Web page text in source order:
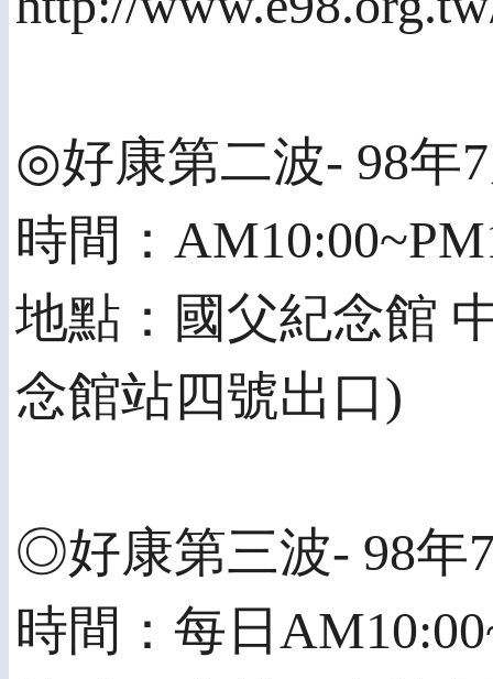
◎好康第二波- 98年
時間：
地點：國父紀念館
念館站四號出口)
◎好康第三波- 98年
時間：每日